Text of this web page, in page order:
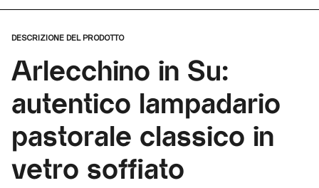
DESCRIZIONE DEL PRODOTTO
Arlecchino in Su:
autentico lampadario
pastorale classico in
vetro soffiato